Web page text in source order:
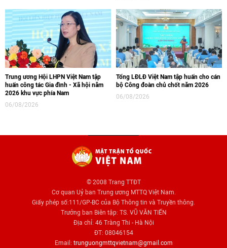
Trung ương Hội LHPN Việt Nam tập
huấn công tác Gia đình - Xã hội năm
2026 khu vực phía Nam
06/08/2026
Tổng LĐLĐ Việt Nam tập huấn cho cán
bộ Công đoàn chủ chốt năm 2026
06/08/2026
© 2008 Trang TTĐT
Cơ quan Uỷ ban Trung ương MTTQ Việt Nam.
Giấy phép số:111/GP-BC của Bộ Thông tin và Truyền thông.
Trưởng ban Biên tập: TS. VŨ VĂN TIẾN
Địa chỉ: 46 Tràng Thi - Hà Nội
ĐT: 08046154
Email: trunguongmttqvietnam@gmail.com